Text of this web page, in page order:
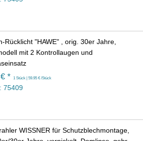
Rücklicht "HAWE" , orig. 30er Jahre,
mit 2 Kontrollaugen und
* 1 Stück | 59.95 € /Stück
75409
WISSNER für Schutzblechmontage,